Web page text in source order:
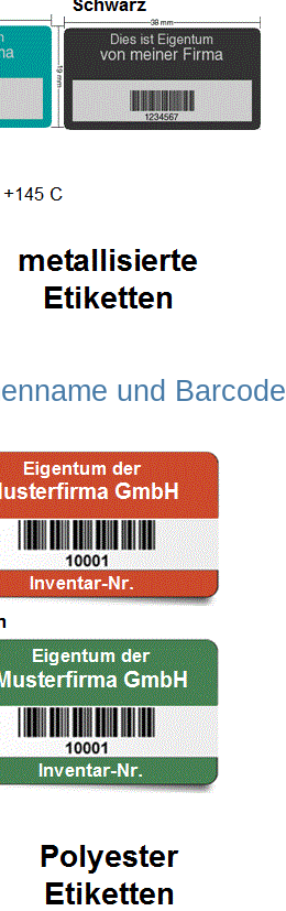
und Barcode